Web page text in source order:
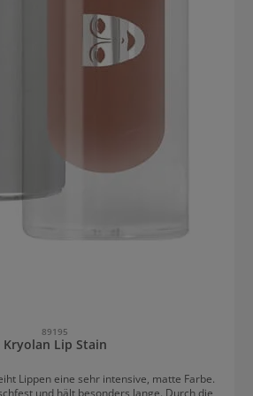
89195
Kryolan Lip Stain
Lippen eine sehr intensive, matte Farbe.